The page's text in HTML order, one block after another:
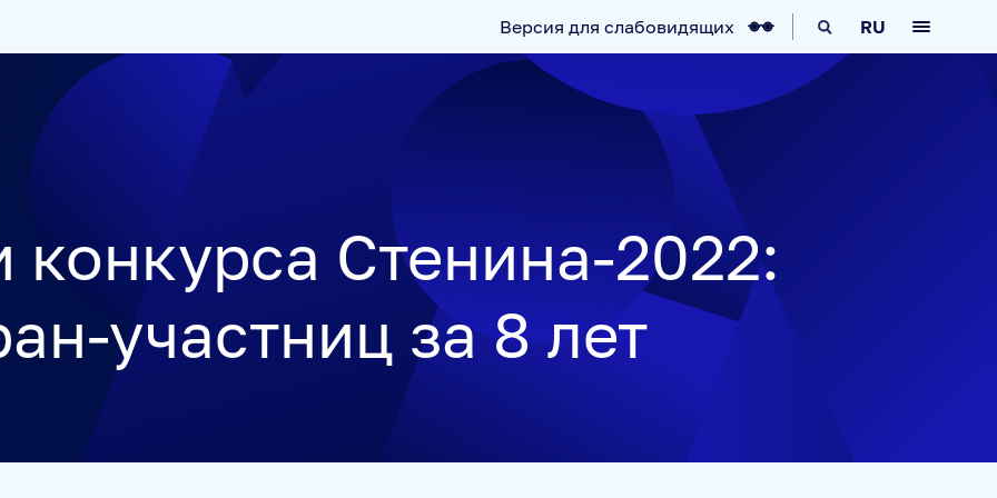
IT-ВОЗМОЖНОСТИ
СОЦИАЛЬНЫЙ НАВИГАТОР
Версия для слабовидящих RU
конкурса Стенина-2022:
участниц за 8 лет